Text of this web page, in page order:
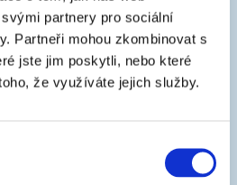
partnery pro sociální
Partneři mohou zkombinovat s
jste jim poskytli, nebo které
že využíváte jejich služby.
hladidlo, špachtľa